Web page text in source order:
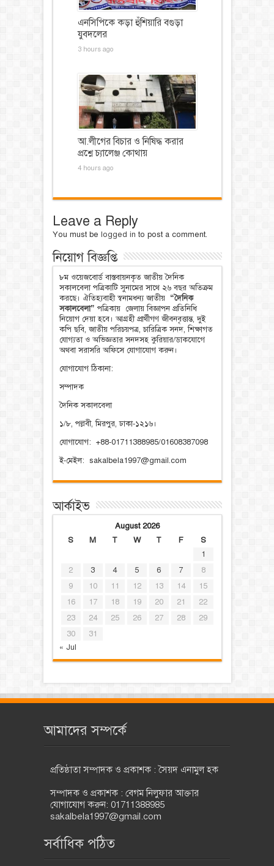
এনসিপিকে কড়া হুঁশিয়ারি বগুড়া
যুবদলের
3 hours ago
আ.লীগের বিচার ও নিষিদ্ধ করার
প্রশ্নে চ্যালেঞ্জ কোথায়
4 hours ago
Leave a Reply
You must be logged in to post a comment.
নিয়োগ বিজ্ঞপ্তি
৮ম ওয়েজবোর্ড বাস্তবায়নকৃত জাতীয় দৈনিক
সকালবেলা পত্রিকাটি সুনামের সাথে ২৬ বছর অতিক্রম
করছে। ঐতিহ্যবাহী স্বনামধন্য জাতীয় “দৈনিক
সকালবেলা” পত্রিকায় জেলায় বিজ্ঞাপন প্রতিনিধি
নিয়োগ দেয়া হবে। আগ্রহী প্রার্থীগণ জীবনবৃত্তান্ত, দুই
কপি ছবি, জাতীয় পরিচয়পত্র, চারিত্রিক সনদ, শিক্ষাগত
যোগ্যতা ও অভিজ্ঞতার সনদসহ কুরিয়ার/ডাকযোগে
অথবা সরাসরি অফিসে যোগাযোগ করুন।
যোগাযোগ ঠিকানা:
সম্পাদক
দৈনিক সকালবেলা
১/৮, পল্লবী, মিরপুর, ঢাকা-১২১৬।
যোগাযোগ: +88-01711388985/01608387098
ই-মেইল: sakalbela1997@gmail.com
আর্কাইভ
August 2026
S
M T W T F
S
1
2
3 4 5 6 7
8
9
10 11 12 13 14
15
16
17 18 19 20 21
22
23
24 25 26 27 28
29
30
31
« Jul
আমাদের সম্পর্কে
প্রতিষ্ঠাতা সম্পাদক ও প্রকাশক : সৈয়দ এনামুল হক
সম্পাদক ও প্রকাশক : বেগম নিলুফার আক্তার
যোগাযোগ করুন: 01711388985
sakalbela1997@gmail.com
সর্বাধিক পঠিত